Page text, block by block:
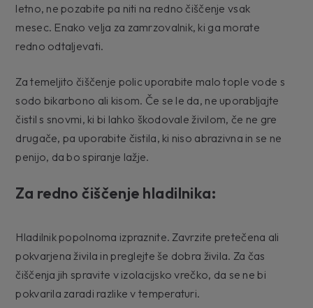
letno, ne pozabite pa niti na redno čiščenje vsak
mesec. Enako velja za zamrzovalnik, ki ga morate
redno odtaljevati.
Za temeljito čiščenje polic uporabite malo tople vode s
sodo bikarbono ali kisom. Če se le da, ne uporabljajte
čistil s snovmi, ki bi lahko škodovale živilom, če ne gre
drugače, pa uporabite čistila, ki niso abrazivna in se ne
penijo, da bo spiranje lažje.
Za redno čiščenje hladilnika:
Hladilnik popolnoma izpraznite. Zavrzite pretečena ali
pokvarjena živila in preglejte še dobra živila. Za čas
čiščenja jih spravite v izolacijsko vrečko, da se ne bi
pokvarila zaradi razlike v temperaturi.